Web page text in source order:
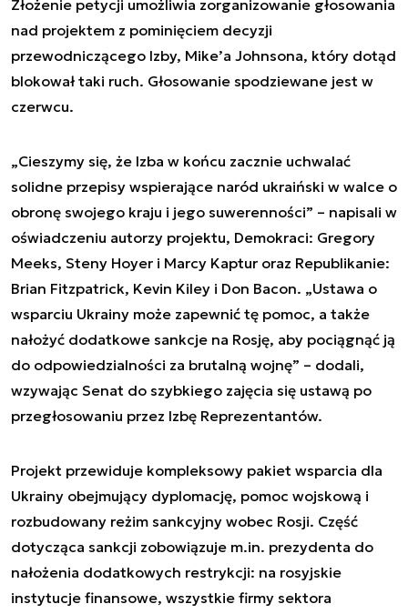
Złożenie petycji umożliwia zorganizowanie głosowania
nad projektem z pominięciem decyzji
przewodniczącego Izby, Mike’a Johnsona, który dotąd
blokował taki ruch. Głosowanie spodziewane jest w
czerwcu.
„Cieszymy się, że Izba w końcu zacznie uchwalać
solidne przepisy wspierające naród ukraiński w walce o
obronę swojego kraju i jego suwerenności” – napisali w
oświadczeniu autorzy projektu, Demokraci: Gregory
Meeks, Steny Hoyer i Marcy Kaptur oraz Republikanie:
Brian Fitzpatrick, Kevin Kiley i Don Bacon. „Ustawa o
wsparciu Ukrainy może zapewnić tę pomoc, a także
nałożyć dodatkowe sankcje na Rosję, aby pociągnąć ją
do odpowiedzialności za brutalną wojnę” – dodali,
wzywając Senat do szybkiego zajęcia się ustawą po
przegłosowaniu przez Izbę Reprezentantów.
Projekt przewiduje kompleksowy pakiet wsparcia dla
Ukrainy obejmujący dyplomację, pomoc wojskową i
rozbudowany reżim sankcyjny wobec Rosji. Część
dotycząca sankcji zobowiązuje m.in. prezydenta do
nałożenia dodatkowych restrykcji: na rosyjskie
instytucje finansowe, wszystkie firmy sektora